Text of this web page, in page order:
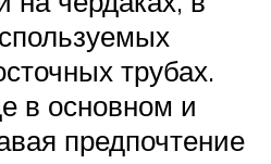
трубах.
в основном и
предпочтение